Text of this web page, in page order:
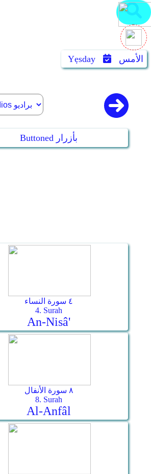
Yẹsday الأمس
Buttoned بأزرار
٤ سورة النساء
4. Surah
An-Nisâ'
٨ سورة الأنفال
8. Surah
Al-Anfâl